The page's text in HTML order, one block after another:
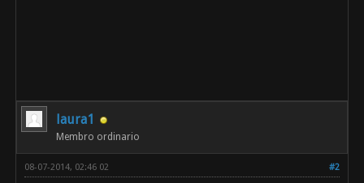
laura1
Membro ordinario
#2
08-07-2014, 02:46 02